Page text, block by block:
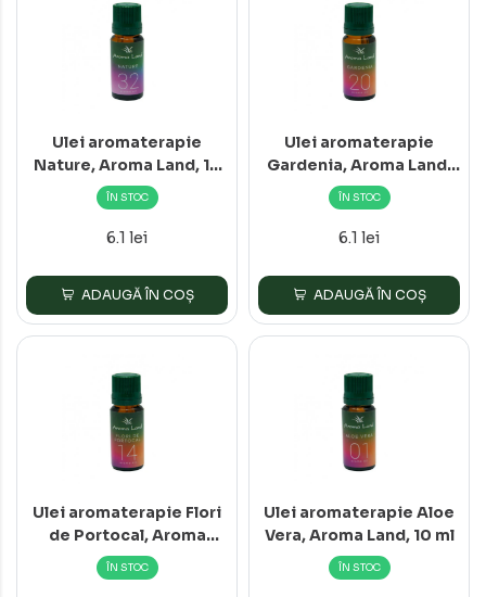
Ulei aromaterapie
Nature, Aroma Land, 10
ml
ÎN STOC
6.1 lei
ADAUGĂ ÎN COȘ
Ulei aromaterapie
Gardenia, Aroma Land,
10 ml
ÎN STOC
6.1 lei
ADAUGĂ ÎN COȘ
Ulei aromaterapie Flori
de Portocal, Aroma
Land, 10 ml
ÎN STOC
Ulei aromaterapie Aloe
Vera, Aroma Land, 10 ml
ÎN STOC